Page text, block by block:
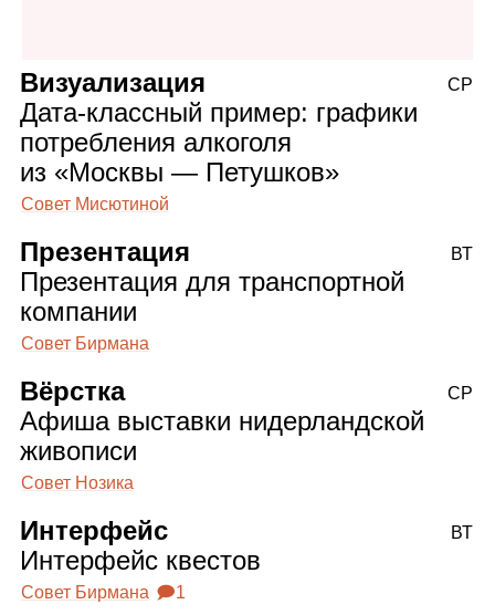
Визуализация
Дата‑классный пример: графики
потребления алкоголя
из «Москвы — Петушков»
Совет Мисютиной
СР
Презентация
Презентация для транспортной
компании
Совет Бирмана
ВТ
Вёрстка
Афиша выставки нидерландской
живописи
Совет Нозика
СР
Интерфейс
Интерфейс квестов
Совет Бирмана 🗩1
ВТ